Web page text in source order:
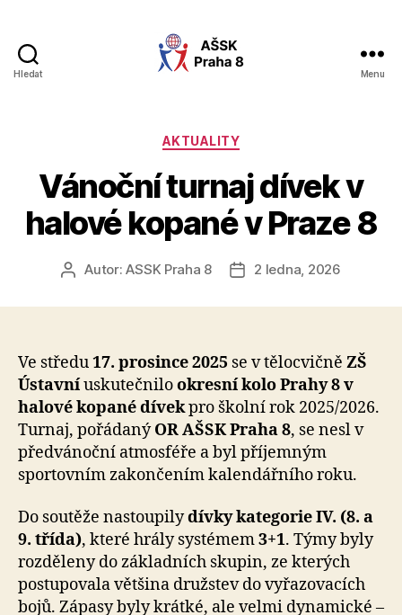
Hledat Menu
Rubriky
AKTUALITY
Vánoční turnaj dívek v
halové kopané v Praze 8
AutorAutor:ASSK Praha 8
Datum
2 ledna, 2026
Ve středu17. prosince 2025 se v tělocvičně ZŠ
Ústavníuskutečnilookresní kolo Prahy 8 v
halové kopané dívekpro školní rok 2025/2026.
Turnaj, pořádanýOR AŠSK Praha 8, se nesl v
předvánoční atmosféře a byl příjemným
sportovním zakončením kalendářního roku.
Do soutěže nastoupilydívky kategorie IV. (8. a
9. třída), které hrály systémem3+1. Týmy byly
rozděleny do základních skupin, ze kterých
postupovala většina družstev do vyřazovacích
bojů. Zápasy byly krátké, ale velmi dynamické –